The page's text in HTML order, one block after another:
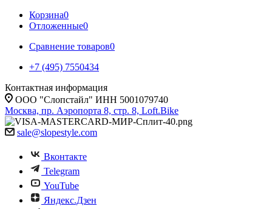
Корзина0
Отложенные0
Сравнение товаров0
+7 (495) 7550434
Контактная информация
ООО "Слопстайл" ИНН 5001079740
Москва, пр. Аэропорта 8, стр. 8, Loft.Bike
sale@slopestyle.com
Вконтакте
Telegram
YouTube
Яндекс.Дзен